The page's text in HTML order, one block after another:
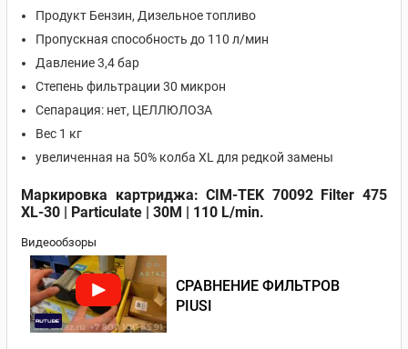
Продукт Бензин, Дизельное топливо
Пропускная способность до 110 л/мин
Давление 3,4 бар
Степень фильтрации 30 микрон
Сепарация: нет, ЦЕЛЛЮЛОЗА
Вес 1 кг
увеличенная на 50% колба XL для редкой замены
Маркировка картриджа: CIM-TEK 70092 Filter 475
XL-30 | Particulate | 30M | 110 L/min.
Видеообзоры
СРАВНЕНИЕ ФИЛЬТРОВ
PIUSI